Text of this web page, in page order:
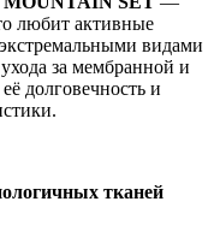
любит активные
видами
за мембранной и
долговечность и
тканей